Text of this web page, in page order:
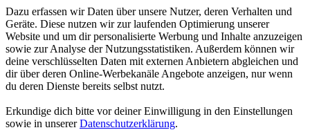
Dazu erfassen wir Daten über unsere Nutzer, deren Verhalten und
Geräte. Diese nutzen wir zur laufenden Optimierung unserer
Website und um dir personalisierte Werbung und Inhalte anzuzeigen
sowie zur Analyse der Nutzungsstatistiken. Außerdem können wir
deine verschlüsselten Daten mit externen Anbietern abgleichen und
dir über deren Online-Werbekanäle Angebote anzeigen, nur wenn
du deren Dienste bereits selbst nutzt.
Erkundige dich bitte vor deiner Einwilligung in den Einstellungen
sowie in unsererDatenschutzerklärung.